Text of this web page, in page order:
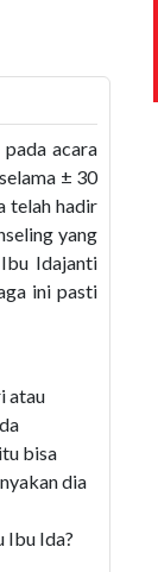
acara
± 30
telah hadir
yang
Idajanti
ini pasti
atau
bisa
dia
Ibu Ida?